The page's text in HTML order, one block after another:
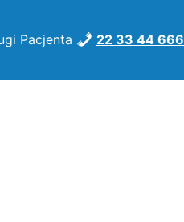
Pacjenta 22 33 44 666